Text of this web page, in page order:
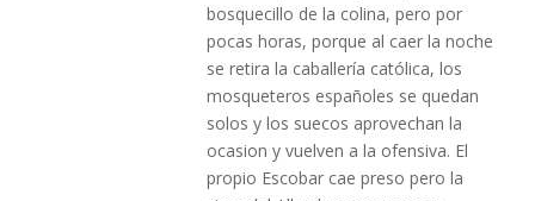
bosquecillo de la colina, pero por
pocas horas, porque al caer la noche
se retira la caballería católica, los
mosqueteros españoles se quedan
solos y los suecos aprovechan la
ocasion y vuelven a la ofensiva. El
propio Escobar cae preso pero la